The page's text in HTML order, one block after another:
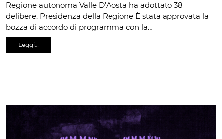
Regione autonoma Valle D’Aosta ha adottato 38
delibere. Presidenza della Regione È stata approvata la
bozza di accordo di programma con la…
Leggi…